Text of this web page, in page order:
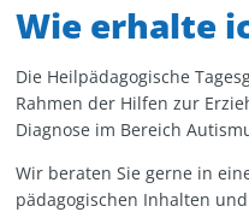
Wie erhalte
Die Heilpädagogische
Rahmen der Hilfen zur
Diagnose im Bereich
Wir beraten Sie gerne in
pädagogischen Inhalten